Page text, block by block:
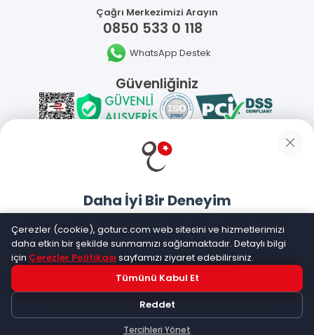
Çağrı Merkezimizi Arayın
0850 533 0 118
WhatsApp Destek
Güvenliğiniz
Sosyal Medya
Mobil Uygulamalarımız
©2026Goturc – Her Zaman Daha İyisi Vardır
Daha İyi Bir Deneyim
Goturc mobil uygulamasıyla daha hızlı ve kolay alışveriş
yapın
Hemen Dene!
Uygulama yüklüyse açılacak, değilseGoogle Play'e
yönlendirileceksiniz
Çerezler (cookie), goturc.com web sitesini ve hizmetlerimizi
daha etkin bir şekilde sunmamızı sağlamaktadır. Detaylı bilgi
için Çerezler Politikası sayfamızı ziyaret edebilirsiniz.
Tümünü Kabul Et
Reddet
Tercihleri Yönet